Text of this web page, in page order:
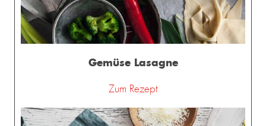
Gemüse Lasagne
Zum Rezept